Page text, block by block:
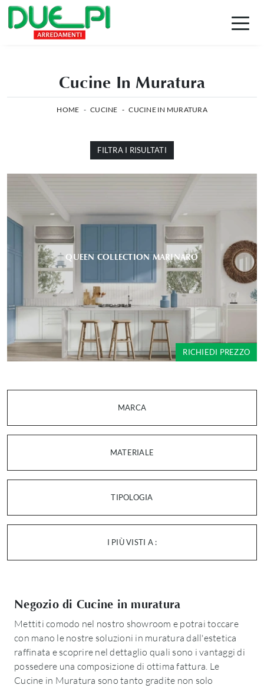
Cucine In Muratura
HOME - CUCINE - CUCINE IN MURATURA
FILTRA I RISULTATI
MARCA
MATERIALE
TIPOLOGIA
I PIÙ VISTI A :
QUEEN COLLECTION MARINARO
RICHIEDI PREZZO
Negozio di Cucine in muratura
Mettiti comodo nel nostro showroom e potrai toccare
con mano le nostre soluzioni in muratura dall'estetica
raffinata e scoprire nel dettaglio quali sono i vantaggi di
possedere una composizione di ottima fattura. Le
Cucine in Muratura sono tanto gradite non solo